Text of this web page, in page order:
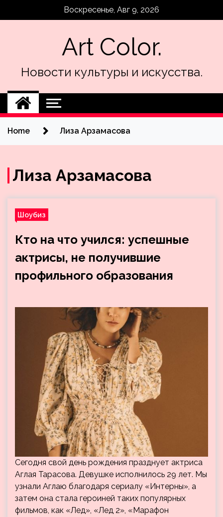
Воскресенье, Авг 9, 2026
Art Color.
Новости культуры и искусства.
Home Лиза Арзамасова
Лиза Арзамасова
Шоубиз
Кто на что учился: успешные
актрисы, не получившие
профильного образования
Сегодня свой день рождения празднует актриса
Аглая Тарасова. Девушке исполнилось 29 лет. Мы
узнали Аглаю благодаря сериалу «Интерны», а
затем она стала героиней таких популярных
фильмов, как «Лед», «Лед 2», «Марафон